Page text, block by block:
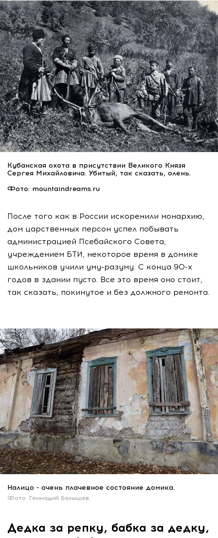
Кубанская охота в присутствии Великого Князя
Сергея Михайловича. Убитый, так сказать, олень.
Фото: mountaindreams.ru
После того как в России искоренили монархию,
дом царственных персон успел побывать
администрацией Псебайского Совета,
учреждением БТИ, некоторое время в домике
школьников учили уму-разуму. С конца 90-х
годов в здании пусто. Все это время оно стоит,
так сказать, покинутое и без должного ремонта.
Налицо - очень плачевное состояние домика.
Фото: Геннадий Балышев.
Дедка за репку, бабка за дедку,